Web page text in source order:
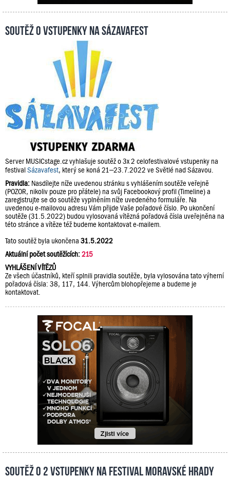
Soutěž o vstupenky na Sázavafest
Server MUSICstage.cz vyhlašuje soutěž o 3x 2 celofestivalové vstupenky na
festivalSázavafest, který se koná 21–23.7.2022 ve Světlé nad Sázavou.
Pravidla: Nasdílejte níže uvedenou stránku s vyhlášením soutěže veřejně
(POZOR, nikoliv pouze pro přátele) na svůj Facebookový profil (Timeline) a
zaregistrujte se do soutěže vyplněním níže uvedeného formuláře. Na
uvedenou e-mailovou adresu Vám přijde Vaše pořadové číslo. Po ukončení
soutěže (31.5.2022) budou vylosovaná vítězná pořadová čísla uveřejněna na
této stránce a vítěze též budeme kontaktovat e-mailem.
Tato soutěž byla ukončena 31.5.2022
Aktuální počet soutěžících:215
VYHLÁŠENÍ VÍTĚZŮ
Ze všech účastníků, kteří splnili pravidla soutěže, byla vylosována tato výherní
pořadová čísla: 38, 117, 144. Výhercům blohopřejeme a budeme je
kontaktovat.
Soutěž o 2 vstupenky na festival Moravské hrady